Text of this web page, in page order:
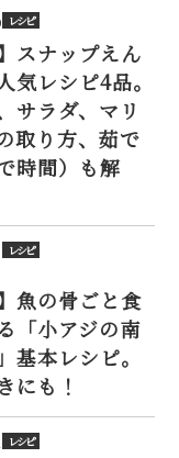
レシピ
スナップえん
気レシピ4品。
サラダ、マリ
取り方、茹で
時間）も解
レシピ
魚の骨ごと食
「小アジの南
基本レシピ。
にも！
レシピ